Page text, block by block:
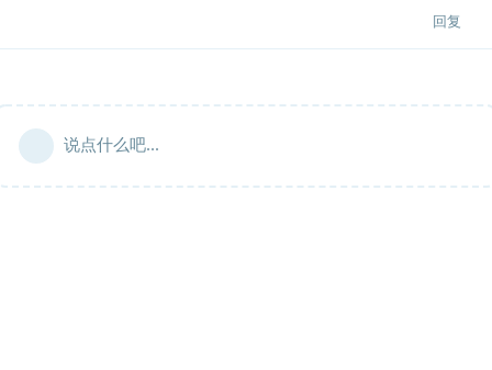
回复
说点什么吧...